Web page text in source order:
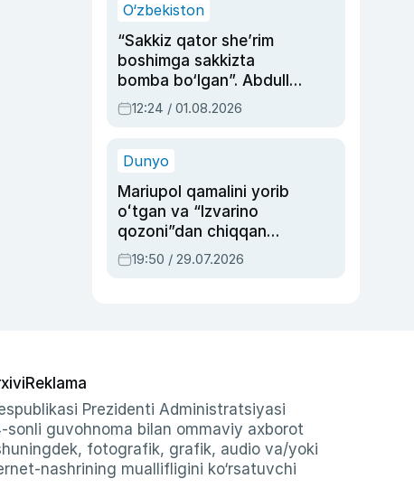
O‘zbekiston
“Sakkiz qator she’rim
boshimga sakkizta
bomba bo‘lgan”. Abdulla
Oripovni siyosiy
ayblovlardan asrab
12:24 / 01.08.2026
Dunyo
Mariupol qamalini yorib
oʻtgan va “Izvarino
qozoni”dan chiqqan
qahramon — Ukraina
armiyasi bosh
19:50 / 29.07.2026
Reklama
Prezidenti Administratsiyasi
guvohnoma bilan ommaviy axborot
fotografik, grafik, audio va/yoki
nashrining muallifligini ko‘rsatuvchi